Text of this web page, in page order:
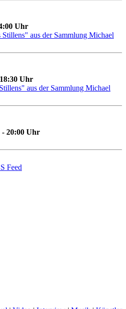
Uhr
aus der Sammlung Michael
Uhr
aus der Sammlung Michael
- 20:00 Uhr
Feed